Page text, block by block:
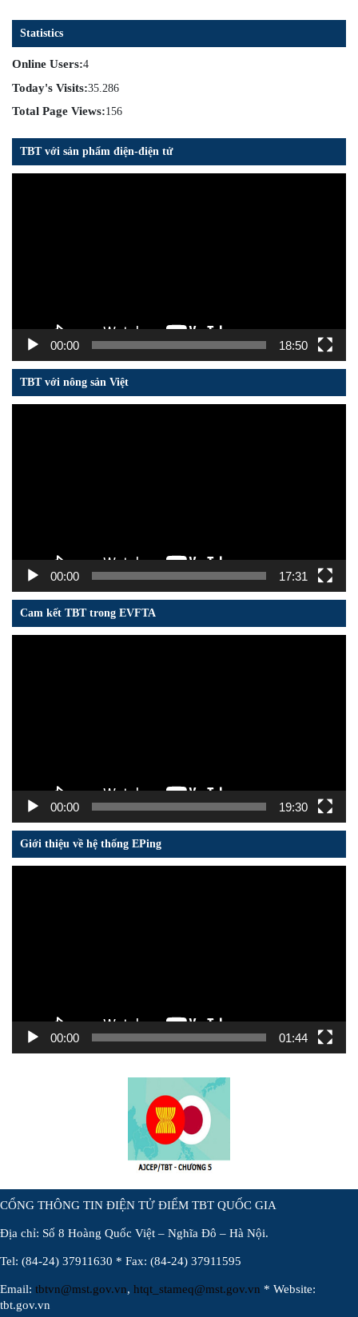
Statistics
Online Users:4
Today's Visits:35.286
Total Page Views:156
TBT với sản phẩm điện-điện tử
00:00 18:50
TBT với nông sản Việt
00:00 17:31
Cam kết TBT trong EVFTA
00:00 19:30
Giới thiệu về hệ thống EPing
00:00 01:44
CỔNG THÔNG TIN ĐIỆN TỬ ĐIỂM TBT QUỐC GIA
Địa chỉ: Số 8 Hoàng Quốc Việt – Nghĩa Đô – Hà Nội.
Tel: (84-24) 37911630 * Fax: (84-24) 37911595
Email: tbtvn@mst.gov.vn, htqt_stameq@mst.gov.vn * Website:
tbt.gov.vn